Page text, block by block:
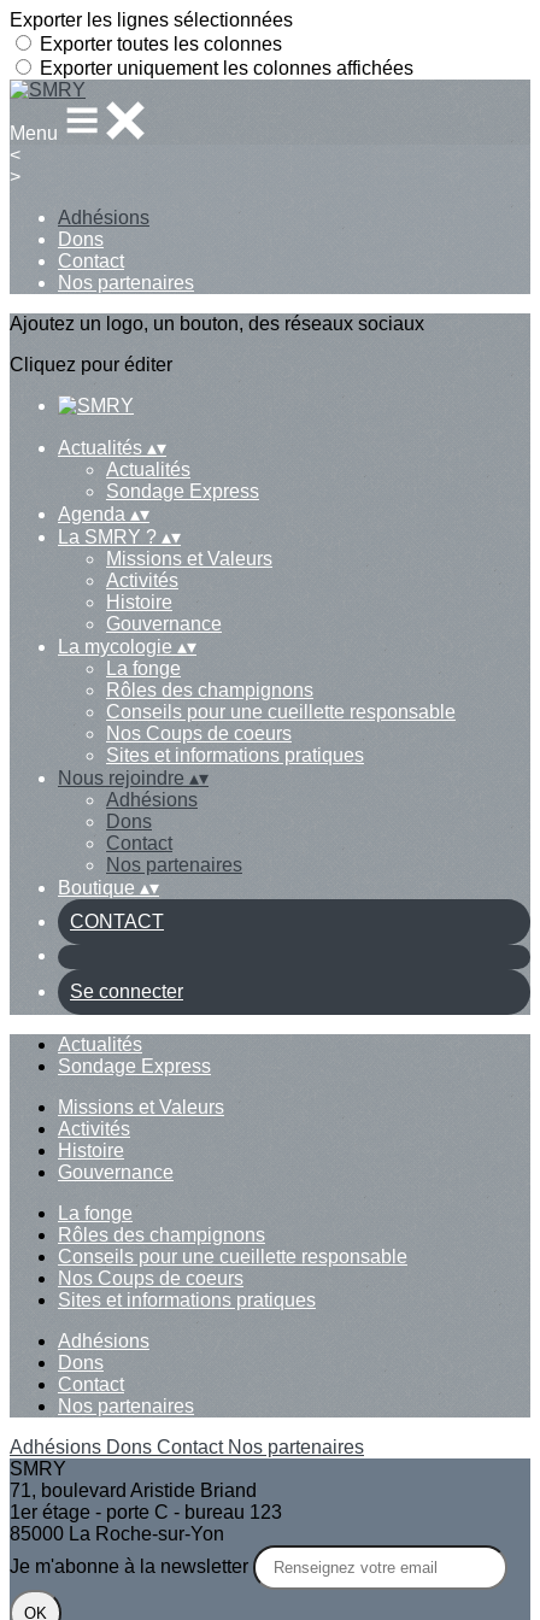
Exporter les lignes sélectionnées
Exporter toutes les colonnes
Exporter uniquement les colonnes affichées
Menu
<
>
Adhésions
Dons
Contact
Nos partenaires
Ajoutez un logo, un bouton, des réseaux sociaux
Cliquez pour éditer
Actualités ▴▾
Actualités
Sondage Express
Agenda ▴▾
La SMRY ? ▴▾
Missions et Valeurs
Activités
Histoire
Gouvernance
La mycologie ▴▾
La fonge
Rôles des champignons
Conseils pour une cueillette responsable
Nos Coups de coeurs
Sites et informations pratiques
Nous rejoindre ▴▾
Adhésions
Dons
Contact
Nos partenaires
Boutique ▴▾
CONTACT
Se connecter
Actualités
Sondage Express
Missions et Valeurs
Activités
Histoire
Gouvernance
La fonge
Rôles des champignons
Conseils pour une cueillette responsable
Nos Coups de coeurs
Sites et informations pratiques
Adhésions
Dons
Contact
Nos partenaires
Adhésions Dons Contact Nos partenaires
SMRY
71, boulevard Aristide Briand
1er étage - porte C - bureau 123
85000 La Roche-sur-Yon
Je m'abonne à la newsletter
OK